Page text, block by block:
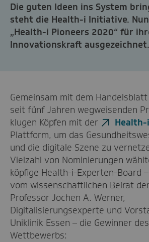
Die guten Ideen ins System
steht die Health-i Initiative.
„Health-i Pioneers 2020“ für
Innovationskraft ausgezeichnet.
Gemeinsam mit dem
seit fünf Jahren wegweisenden
klugen Köpfen mit der
Plattform, um das
und die digitale Szene zu
Vielzahl von Nominierungen
köpfige Health-i-Experten-Board
vom wissenschaftlichen Beirat
Professor Jochen A. Werner,
Digitalisierungsexperte und
Uniklinik Essen – die Gewinner
Wettbewerbs: